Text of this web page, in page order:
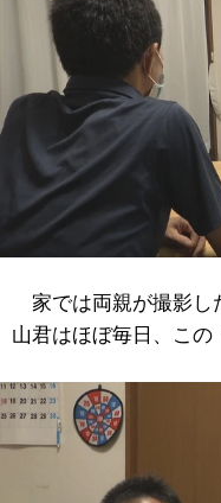
家では両親が撮影し
山君はほぼ毎日、この